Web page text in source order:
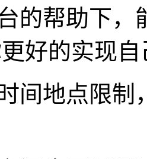
的帮助下
好的实现
间地点限